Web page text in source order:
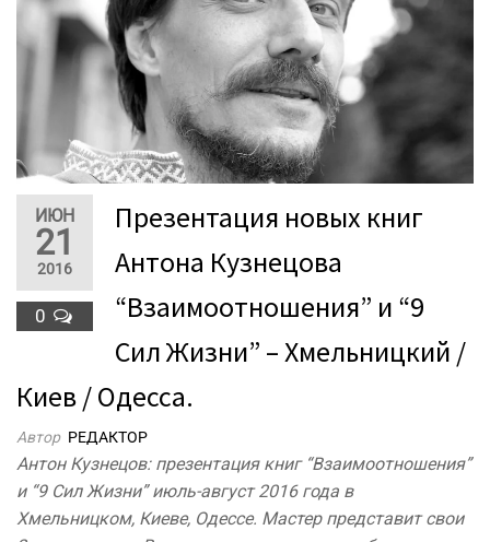
ИЮН
21
2016
0
Презентация новых книг
Антона Кузнецова
“Взаимоотношения” и “9
Сил Жизни” – Хмельницкий /
Киев / Одесса.
Автор РЕДАКТОР
Антон Кузнецов: презентация книг “Взаимоотношения”
и “9 Сил Жизни” июль-август 2016 года в
Хмельницком, Киеве, Одессе. Мастер представит свои